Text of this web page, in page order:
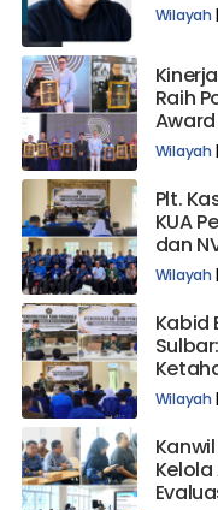
Wilayah |
Raih
Wilayah |
Plt.
KUA
dan
Wilayah |
Kabid
Wilayah |